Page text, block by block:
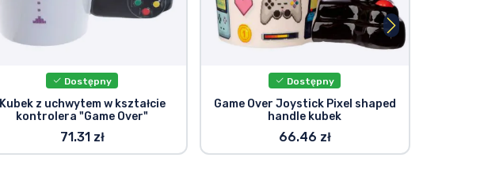
Dostępny
Kubek z uchwytem w kształcie
kontrolera "Game Over"
71.31 zł
Dostępny
Game Over Joystick Pixel shaped
handle kubek
66.46 zł